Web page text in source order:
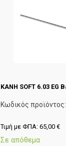
ΚΑΝΗ SOFT 6.03 EG
Κωδικός προϊόντος:
Τιμή με ΦΠΑ:65,00€
Σε απόθεμα